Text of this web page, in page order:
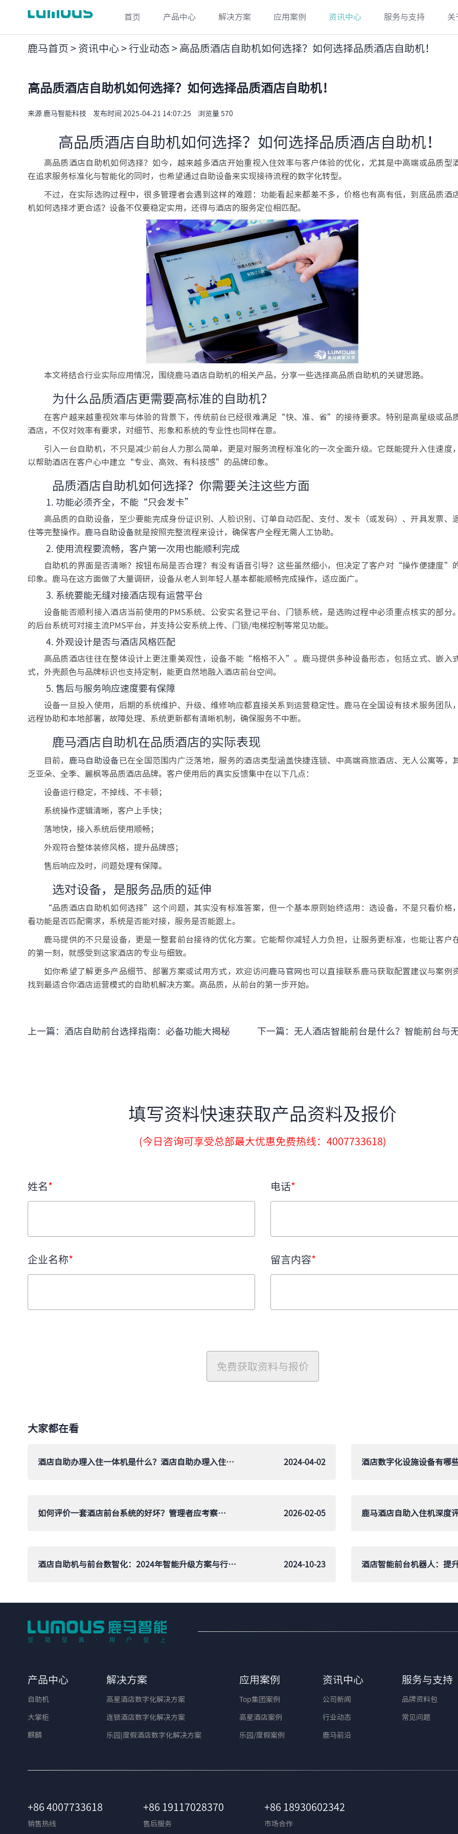
首页 产品中心 解决方案 应用案例 资讯中心 服务与支持 关
鹿马首页 > 资讯中心 > 行业动态 > 高品质酒店自助机如何选择？如何选择品质酒店自助机！
高品质酒店自助机如何选择？如何选择品质酒店自助机！
来源 鹿马智能科技 发布时间 2025-04-21 14:07:25 浏览量 570
高品质酒店自助机如何选择？如何选择品质酒店自助机！
高品质酒店自助机如何选择？如今，越来越多酒店开始重视入住效率与客户体验的优化，尤其是中高端或品质型
在追求服务标准化与智能化的同时，也希望通过自助设备来实现接待流程的数字化转型。
不过，在实际选购过程中，很多管理者会遇到这样的难题：功能看起来都差不多，价格也有高有低，到底品质酒
机如何选择才更合适？设备不仅要稳定实用，还得与酒店的服务定位相匹配。
本文将结合行业实际应用情况，围绕鹿马酒店自助机的相关产品，分享一些选择高品质自助机的关键思路。
为什么品质酒店更需要高标准的自助机？
在客户越来越重视效率与体验的背景下，传统前台已经很难满足“快、准、省”的接待要求。特别是高星级或品
酒店，不仅对效率有要求，对细节、形象和系统的专业性也同样在意。
引入一台自助机，不只是减少前台人力那么简单，更是对服务流程标准化的一次全面升级。它既能提升入住速度
以帮助酒店在客户心中建立“专业、高效、有科技感”的品牌印象。
品质酒店自助机如何选择？你需要关注这些方面
1. 功能必须齐全，不能“只会发卡”
高品质的自助设备，至少要能完成身份证识别、人脸识别、订单自动匹配、支付、发卡（或发码）、开具发票、
住等完整操作。 鹿马自助设备就是按照完整流程来设计，确保客户全程无需人工协助。
2. 使用流程要流畅，客户第一次用也能顺利完成
自助机的界面是否清晰？按钮布局是否合理？有没有语音引导？这些虽然细小，但决定了客户对“操作便捷度”
印象。鹿马在这方面做了大量调研，设备从老人到年轻人基本都能顺畅完成操作，适应面广。
3. 系统要能无缝对接酒店现有运营平台
设备能否顺利接入酒店当前使用的PMS系统、公安实名登记平台、门锁系统，是选购过程中必须重点核实的部分
的后台系统可对接主流PMS平台，并支持公安系统上传、门锁/电梯控制等常见功能。
4. 外观设计是否与酒店风格匹配
高品质酒店往往在整体设计上更注重美观性，设备不能“格格不入”。鹿马提供多种设备形态，包括立式、嵌入
式，外壳颜色与品牌标识也支持定制，能更自然地融入酒店前台空间。
5. 售后与服务响应速度要有保障
设备一旦投入使用，后期的系统维护、升级、维修响应都直接关系到运营稳定性。鹿马在全国设有技术服务团队
远程协助和本地部署，故障处理、系统更新都有清晰机制，确保服务不中断。
鹿马酒店自助机在品质酒店的实际表现
目前， 鹿马自助设备已在全国范围内广泛落地，服务的酒店类型涵盖快捷连锁、中高端商旅酒店、无人公寓等，
乏亚朵、全季、麗枫等品质酒店品牌。客户使用后的真实反馈集中在以下几点：
设备运行稳定，不掉线、不卡顿；
系统操作逻辑清晰，客户上手快；
落地快，接入系统后使用顺畅；
外观符合整体装修风格，提升品牌感；
售后响应及时，问题处理有保障。
选对设备，是服务品质的延伸
“品质酒店自助机如何选择”这个问题，其实没有标准答案，但一个基本原则始终适用：选设备，不是只看价格
看功能是否匹配需求，系统是否能对接，服务是否能跟上。
鹿马提供的不只是设备，更是一整套前台接待的优化方案。它能帮你减轻人力负担，让服务更标准，也能让客户
的第一刻，就感受到这家酒店的专业与细致。
如你希望了解更多产品细节、部署方案或试用方式，欢迎访问鹿马官网也可以直接联系鹿马获取配置建议与案例
找到最适合你酒店运营模式的自助机解决方案。高品质，从前台的第一步开始。
上一篇： 酒店自助前台选择指南：必备功能大揭秘 下一篇： 无人酒店智能前台是什么？智能前台与无人酒店的完美结合
填写资料快速获取产品资料及报价
(今日咨询可享受总部最大优惠免费热线：4007733618)
姓名 * 电话*
企业名称* 留言内容*
免费获取资料与报价
大家都在看
酒店自助办理入住一体机是什么？酒店自助办理入住一体机怎么使用？ 2024-04-02
如何评价一套酒店前台系统的好坏？管理者应考察的六个维度 2026-02-05
酒店自助机与前台数智化：2024年智能升级方案与行业趋势解析 2024-10-23
产品中心
自助机
大掌柜
麒麟
解决方案
高星酒店数字化解决方案
连锁酒店数字化解决方案
乐园|度假酒店数字化解决方案
应用案例
Top集团案例
高星酒店案例
乐园/度假案例
资讯中心
公司新闻
行业动态
鹿马前沿
服务与支持
品牌资料包
常见问题
+86 4007733618
销售热线
+86 19117028370
售后服务
+86 18930602342
市场合作